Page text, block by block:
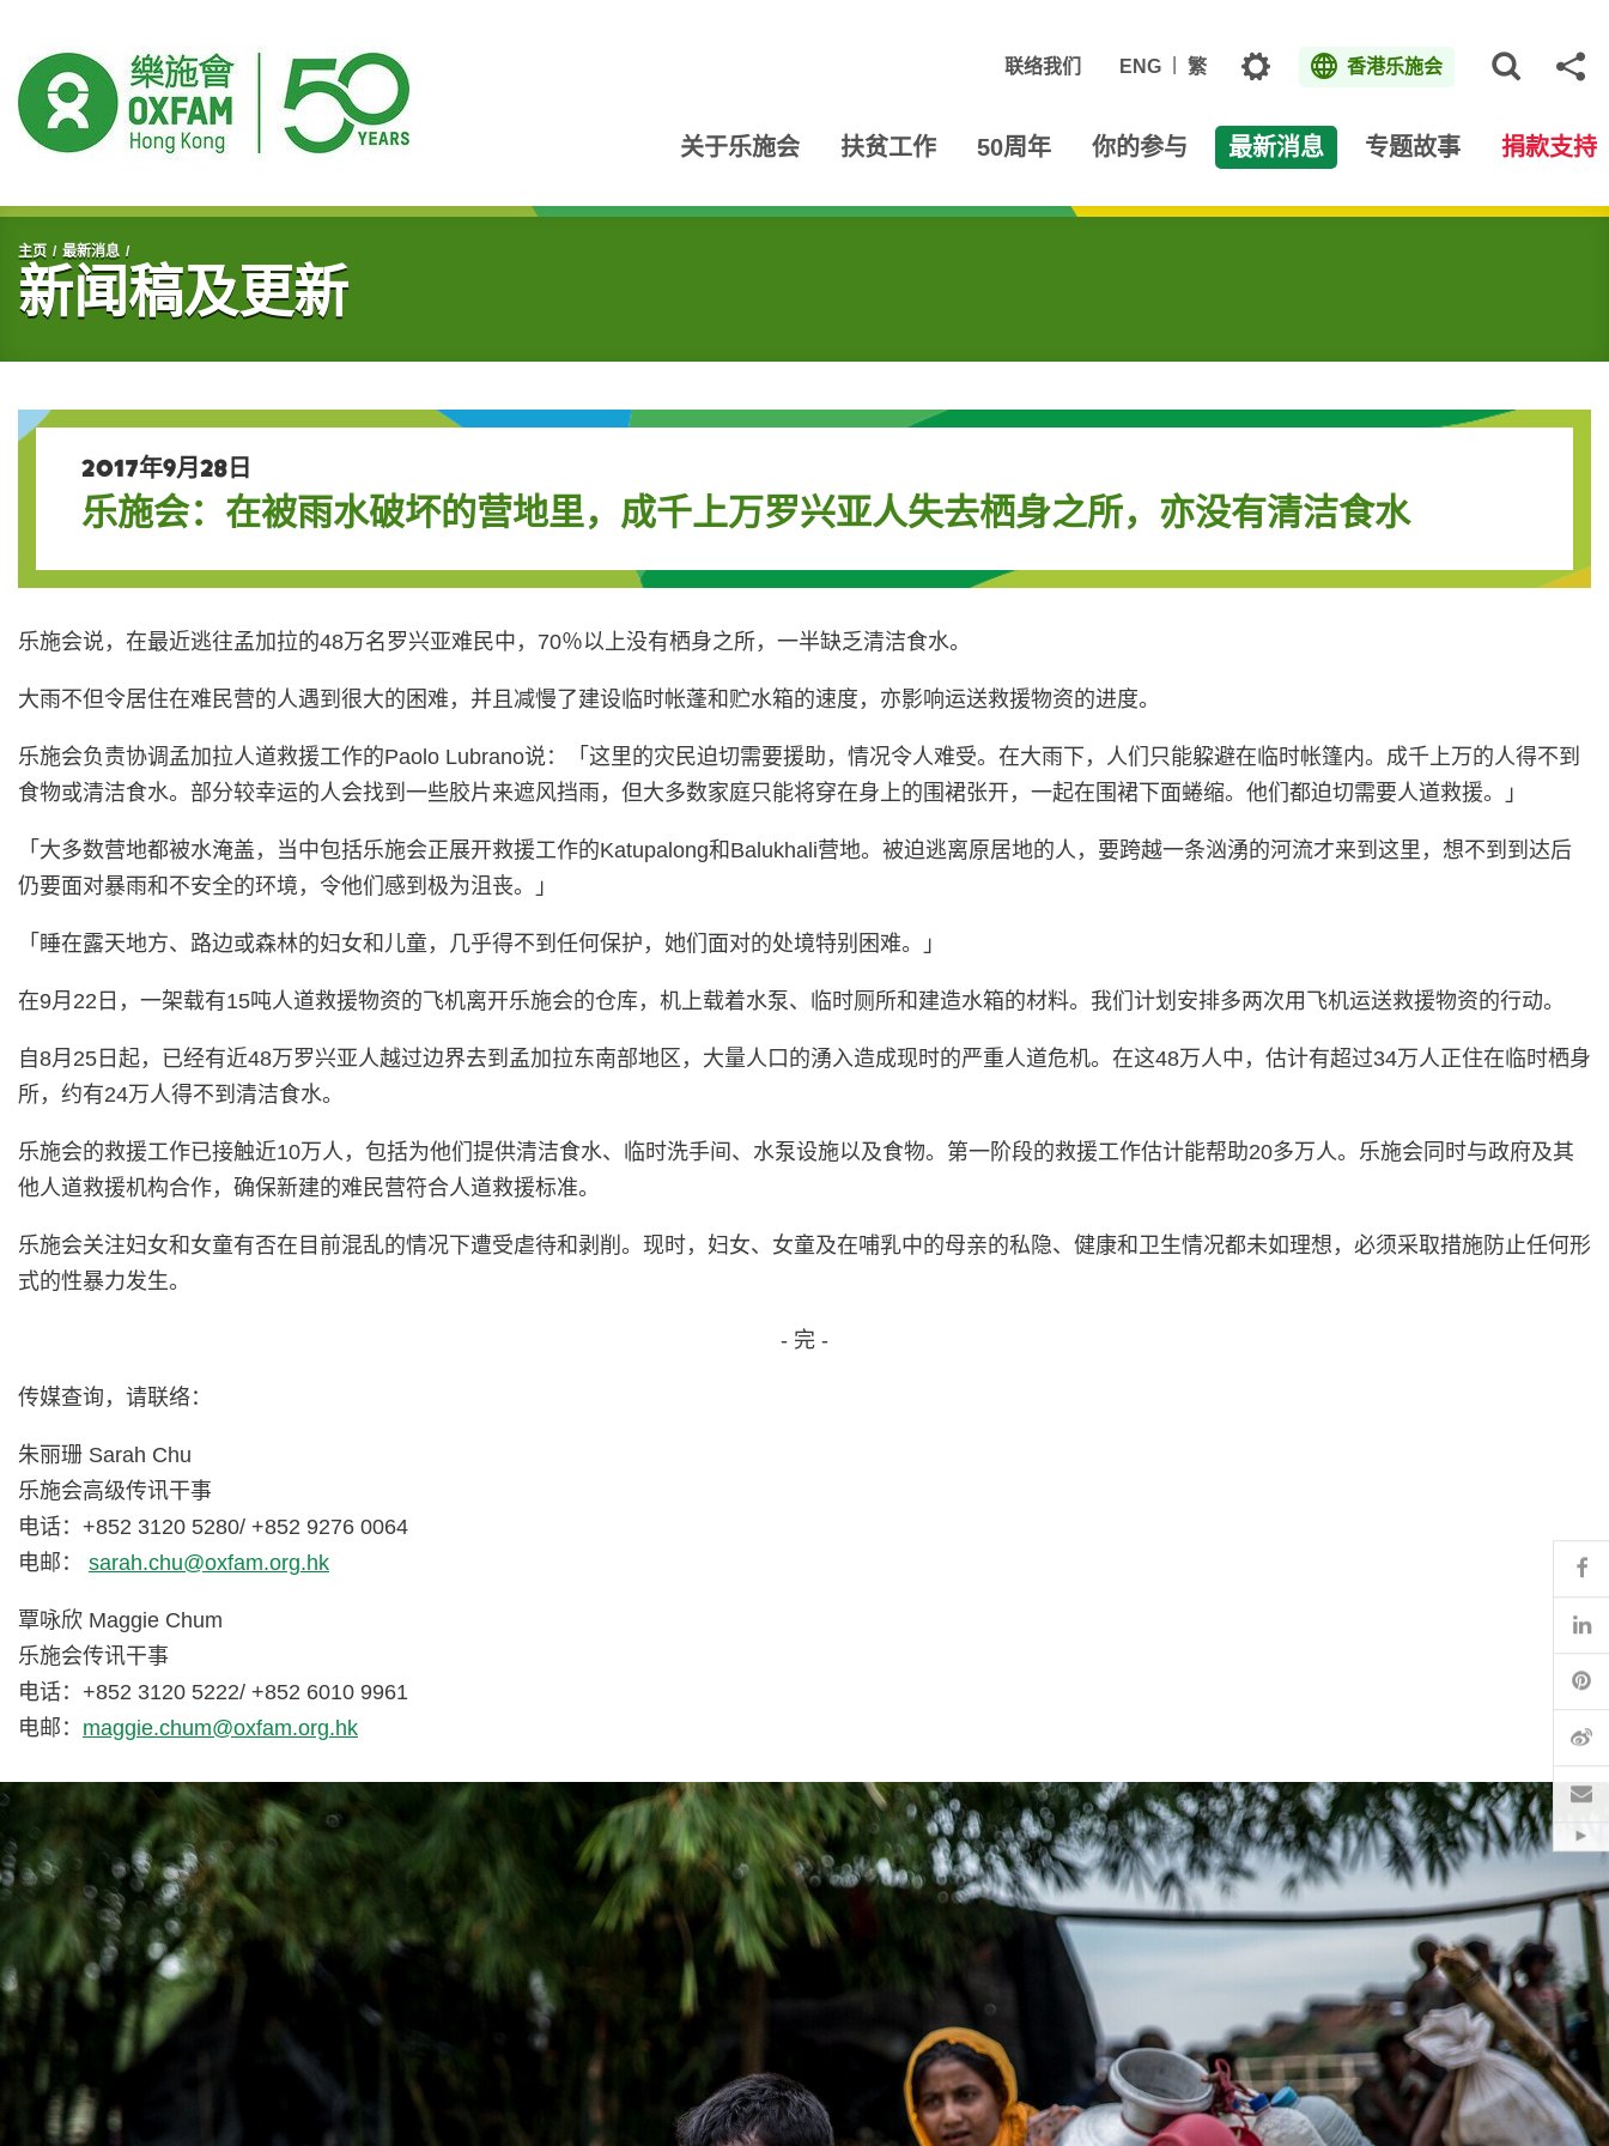
联络我们 ENG 繁 主题 香港乐施会
关于乐施会 扶贫工作 50周年 你的参与 最新消息 专题故事 捐款支持
开始主要内容
主页 最新消息
新闻稿及更新
2017年9月28日
乐施会：在被雨水破坏的营地里，成千上万罗兴亚人失去栖身之所，亦没有清洁食水
乐施会说，在最近逃往孟加拉的48万名罗兴亚难民中，70％以上没有栖身之所，一半缺乏清洁食水。
大雨不但令居住在难民营的人遇到很大的困难，并且减慢了建设临时帐蓬和贮水箱的速度，亦影响运送救援物资的进度。
乐施会负责协调孟加拉人道救援工作的Paolo Lubrano说：「这里的灾民迫切需要援助，情况令人难受。在大雨下，人们只能躱避在临时帐篷内。成千上万的人得不到
食物或清洁食水。部分较幸运的人会找到一些胶片来遮风挡雨，但大多数家庭只能将穿在身上的围裙张开，一起在围裙下面蜷缩。他们都迫切需要人道救援。」
「大多数营地都被水淹盖，当中包括乐施会正展开救援工作的Katupalong和Balukhali营地。被迫逃离原居地的人，要跨越一条汹湧的河流才来到这里，想不到到达后
仍要面对暴雨和不安全的环境，令他们感到极为沮丧。」
「睡在露天地方、路边或森林的妇女和儿童，几乎得不到任何保护，她们面对的处境特别困难。」
在9月22日，一架载有15吨人道救援物资的飞机离开乐施会的仓库，机上载着水泵、临时厕所和建造水箱的材料。我们计划安排多两次用飞机运送救援物资的行动。
自8月25日起，已经有近48万罗兴亚人越过边界去到孟加拉东南部地区，大量人口的湧入造成现时的严重人道危机。在这48万人中，估计有超过34万人正住在临时栖身
所，约有24万人得不到清洁食水。
乐施会的救援工作已接触近10万人，包括为他们提供清洁食水、临时洗手间、水泵设施以及食物。第一阶段的救援工作估计能帮助20多万人。乐施会同时与政府及其
他人道救援机构合作，确保新建的难民营符合人道救援标准。
乐施会关注妇女和女童有否在目前混乱的情况下遭受虐待和剥削。现时，妇女、女童及在哺乳中的母亲的私隐、健康和卫生情况都未如理想，必须采取措施防止任何形
式的性暴力发生。
- 完 -
传媒查询，请联络：
朱丽珊 Sarah Chu
乐施会高级传讯干事
电话：+852 3120 5280/ +852 9276 0064
电邮： sarah.chu@oxfam.org.hk
覃咏欣 Maggie Chum
乐施会传讯干事
电话：+852 3120 5222/ +852 6010 9961
电邮： maggie.chum@oxfam.org.hk